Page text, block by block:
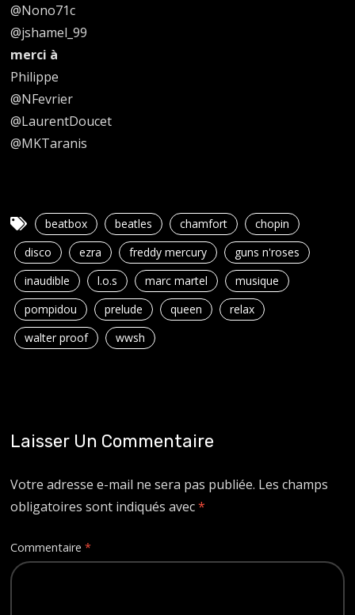
@Nono71c
@jshamel_99
merci à
Philippe
@NFevrier
@LaurentDoucet
@MKTaranis
beatbox beatles chamfort
chopin
disco
ezra freddy mercury
guns n'roses
inaudible
l.o.s marc martel
musique
pompidou
prelude queen
relax
walter proof
wwsh
Laisser Un Commentaire
Votre adresse e-mail ne sera pas publiée. Les champs
obligatoires sont indiqués avec*
Commentaire*